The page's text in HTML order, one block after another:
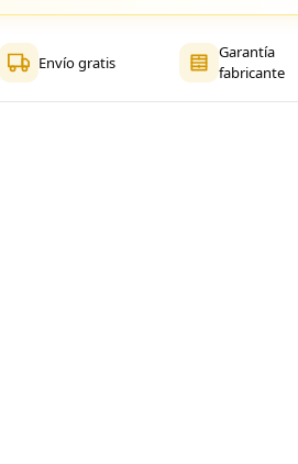
Envío gratis
Garantía
fabricante